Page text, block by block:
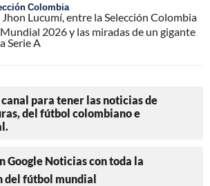
Colombia
Jhon Lucumí, entre la Selección Colombia
2026 y las miradas de un gigante
Serie A
para tener las noticias de
del fútbol colombiano e
Google Noticias con toda la
del fútbol mundial